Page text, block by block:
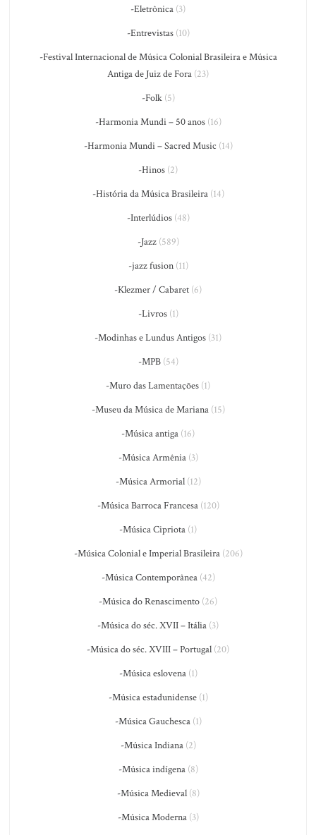
-Eletrônica (3)
-Entrevistas(10)
-Festival Internacional de Música Colonial Brasileira e Música
Antiga de Juiz de Fora (23)
-Folk(5)
-Harmonia Mundi – 50 anos(16)
-Harmonia Mundi – Sacred Music (14)
-Hinos (2)
-História da Música Brasileira(14)
-Interlúdios(48)
-Jazz(589)
-jazz fusion(11)
-Klezmer / Cabaret (6)
-Livros(1)
-Modinhas e Lundus Antigos (31)
-MPB(54)
-Muro das Lamentações (1)
-Museu da Música de Mariana(15)
-Música antiga (16)
-Música Armênia(3)
-Música Armorial(12)
-Música Barroca Francesa(120)
-Música Cipriota (1)
-Música Colonial e Imperial Brasileira(206)
-Música Contemporânea(42)
-Música do Renascimento (26)
-Música do séc. XVII – Itália (3)
-Música do séc. XVIII – Portugal (20)
-Música eslovena(1)
-Música estadunidense(1)
-Música Gauchesca(1)
-Música Indiana(2)
-Música indígena(8)
-Música Medieval(8)
-Música Moderna(3)